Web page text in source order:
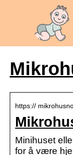
https://
Minihuset
for å være